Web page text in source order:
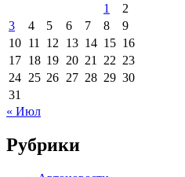
1
2
3
4 5 6 7 8
9
10 11 12 13 14 15 16
17 18 19 20 21 22 23
24 25 26 27 28 29 30
31
« Июл
Рубрики